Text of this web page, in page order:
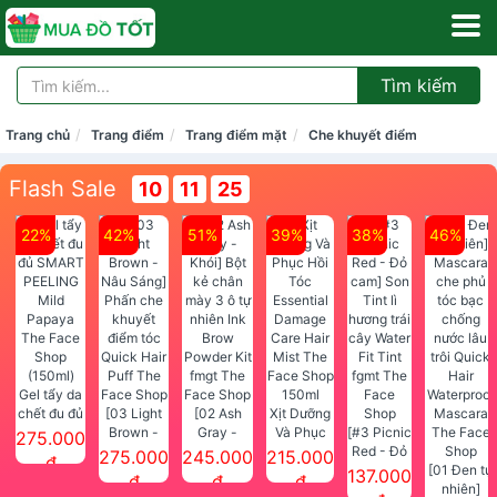
Tìm kiếm
Trang chủ Trang điểm Trang điểm mặt Che khuyết điểm
Flash Sale 10 11 25
22%
Gel tẩy da
chết đu đủ
SMART
PEELING
275.000
đ
42%
[03 Light
Brown -
Nâu Sáng]
Phấn che
275.000
đ
51%
[02 Ash
Gray -
Khói] Bột
kẻ chân
245.000
đ
39%
Xịt Dưỡng
Và Phục
Hồi Tóc
Essential
215.000
đ
38%
[#3 Picnic
Red - Đỏ
cam] Son
137.000
46%
[01 Đen tự
nhiên]